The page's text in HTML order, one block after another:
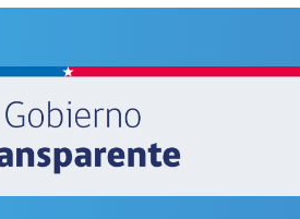
Google
Education